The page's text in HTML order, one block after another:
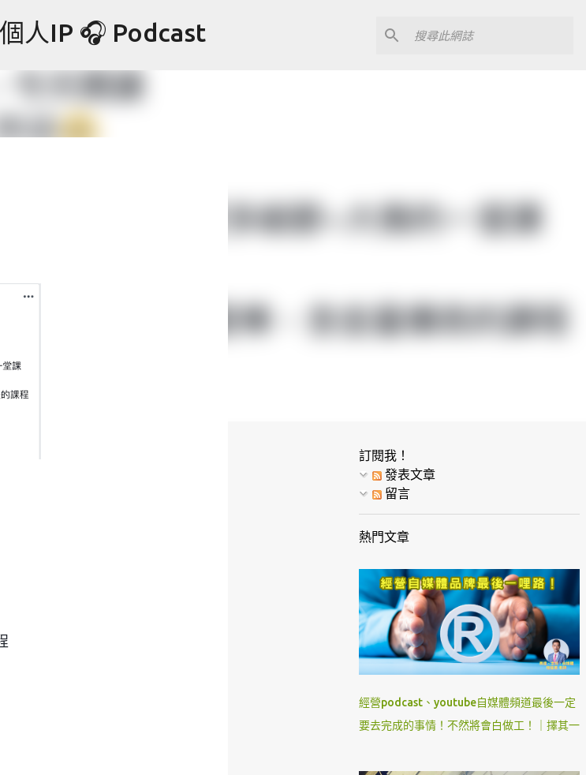
跳到主要內容
人IP 🎧 Podcast
訂閱我！
發表文章
留言
熱門文章
經營podcast、youtube自媒體頻道最後一定
要去完成的事情！不然將會白做工！｜擇其一